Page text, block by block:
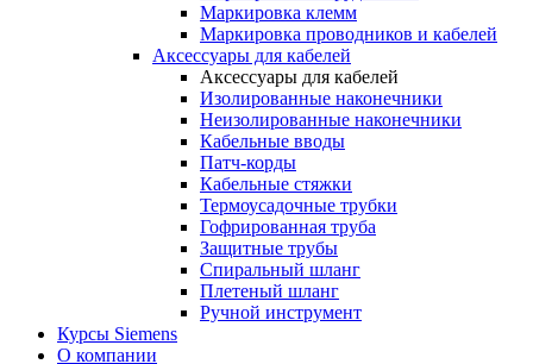
Маркировка клемм
Маркировка проводников и кабелей
Аксессуары для кабелей
Аксессуары для кабелей
Изолированные наконечники
Неизолированные наконечники
Кабельные вводы
Патч-корды
Кабельные стяжки
Термоусадочные трубки
Гофрированная труба
Защитные трубы
Спиральный шланг
Плетеный шланг
Ручной инструмент
Курсы Siemens
О компании